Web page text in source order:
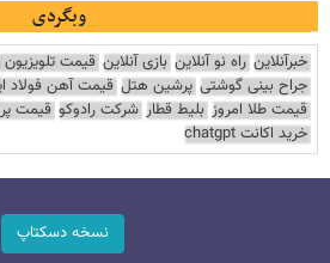
وبگردی
خبرآنلاین راه نو آنلاین بازی آنلاین قیمت
جراح بینی گوشتی پرشین هتل قیمت آهن فولاد
قیمت طلا امروز بلیط قطار شرکت رادوکو قیمت
خرید اکانت chatgpt
نسخه دسکتاپ